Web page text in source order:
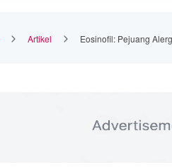
Artikel Eosinofil: Pejuang